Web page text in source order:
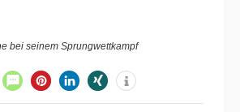
bei seinem Sprungwettkampf